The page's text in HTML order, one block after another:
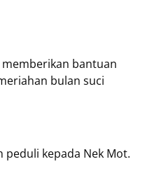
bantuan
bulan suci
peduli kepada Nek Mot.